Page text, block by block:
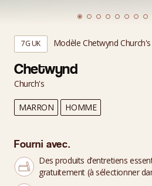
7G UK Modèle Chetwynd Church's
Chetwynd
Church's
MARRON HOMME
Fourni avec.
Des produits d’entretiens
gratuitement (à sélectionner